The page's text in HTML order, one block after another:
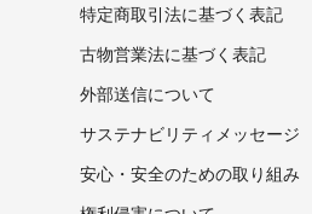
特定商取引法に基づく表記
古物営業法に基づく表記
外部送信について
サステナビリティメッセージ
安心・安全のための取り組み